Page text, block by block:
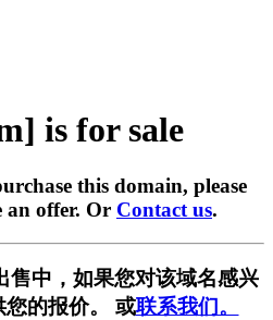
is for sale
this domain, please
an offer. Or Contact us.
售中，如果您对该域名感兴
您的报价。 或联系我们。